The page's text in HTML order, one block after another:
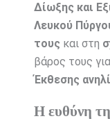
Δίωξης και
Λευκού
τους και στη
βάρος τους
Έκθεσης
Η ευθύνη